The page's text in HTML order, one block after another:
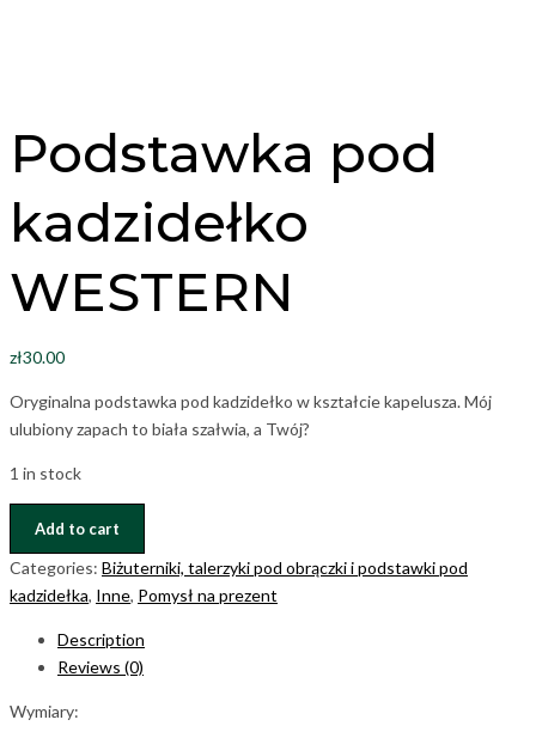
Podstawka pod
kadzidełko
WESTERN
zł30.00
Oryginalna podstawka pod kadzidełko w kształcie kapelusza. Mój
ulubiony zapach to biała szałwia, a Twój?
1 in stock
kadzidełko
WESTERN
Add to cart
Categories: Biżuterniki, talerzyki pod obrączki i podstawki pod
kadzidełka, Inne, Pomysł na prezent
Description
Reviews (0)
Wymiary: